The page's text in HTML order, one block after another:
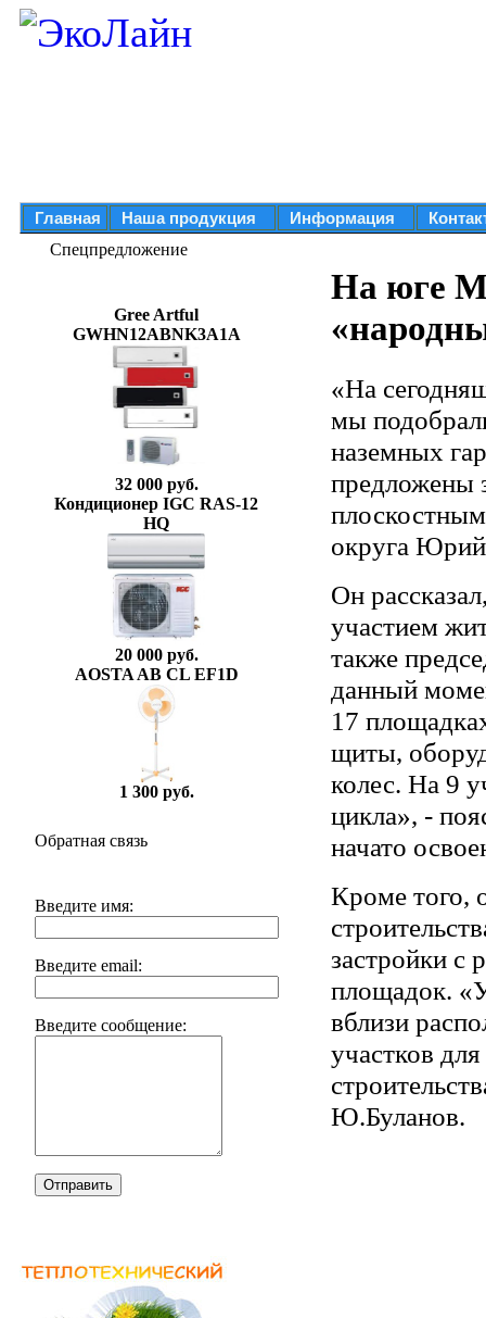
Главная Наша продукция Информация
Спецпредложение
Gree Artful
GWHN12ABNK3A1A
32 000 руб.
Кондиционер IGC RAS-12
HQ
20 000 руб.
AOSTA AB CL EF1D
1 300 руб.
Обратная связь
Введите имя:
Введите email:
Введите сообщение:
Отправить
На юге
«На
мы
наземных
предложены
округа
Он
участием
также
данный
17
щиты,
колес. На 9
цикла», -
начато
Кроме того,
застройки с
площадок.
вблизи
участков
Ю.Буланов.